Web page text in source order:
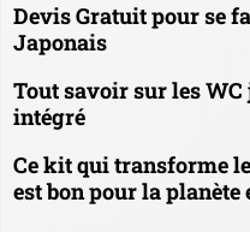
Devis Gratuit pour se
Japonais
Tout savoir sur les
intégré
Ce kit qui transforme
est bon pour la